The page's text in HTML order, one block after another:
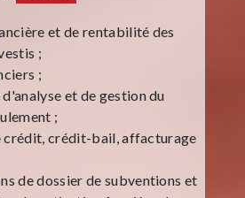
et de rentabilité des
;
;
d'analyse et de gestion du
;
crédit, crédit-bail, affacturage
de dossier de subventions et